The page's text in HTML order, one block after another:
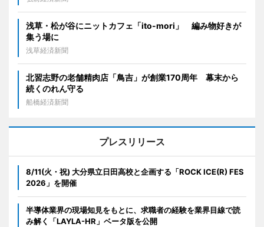
浅草・松が谷にニットカフェ「ito-mori」 編み物好きが
集う場に
浅草経済新聞
北習志野の老舗精肉店「鳥吉」が創業170周年 幕末から
続くのれん守る
船橋経済新聞
プレスリリース
8/11(火・祝) 大分県立日田高校と企画する「ROCK ICE(R) FES
2026」を開催
半導体業界の現場知見をもとに、求職者の経験を業界目線で読
み解く「LAYLA-HR」ベータ版を公開